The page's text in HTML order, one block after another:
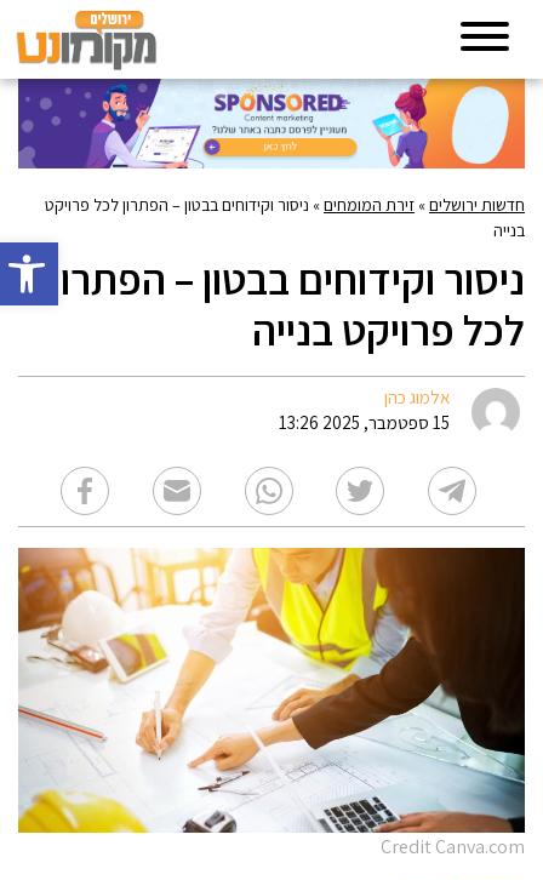
פתח
חדשות ירושלים» זירת המומחים» ניסור וקידוחים בבטון – הפתרון לכל פרויקט
בנייה
ניסור וקידוחים בבטון – הפתרון
לכל פרויקט בנייה
אלמוג כהן
15 ספטמבר, 2025 13:26
Credit Canva.com